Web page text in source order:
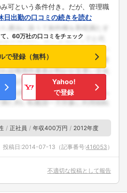
可という条件付き。だが、管理職
日出勤の口コミの続きを読む
、60万社の口コミをチェック
で登録（無料）
Yahoo!
で登録
正社員 年収400万円 2012年度
投稿日:2014-07-13 （記事番号:416053 ）
不適切な投稿として報告